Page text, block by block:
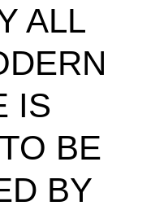
ALL
IS
BE
BY